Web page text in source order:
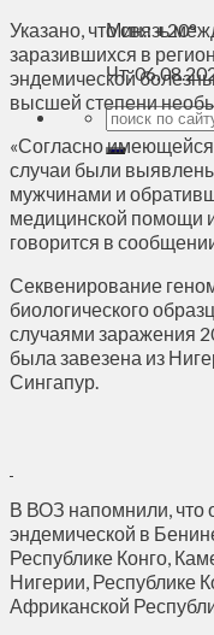
Мин.:+20°
Чт,
Указано, что связь
заразившихся в
эндемической
высшей степени
«Согласно
случаи были
мужчинами и
медицинской помощи и
говорится в
Секвенирование
биологического
случаями заражения
была завезена из
Сингапур.
В ВОЗ напомнили, что
эндемической в
Республике Конго,
Нигерии, Республике
Африканской